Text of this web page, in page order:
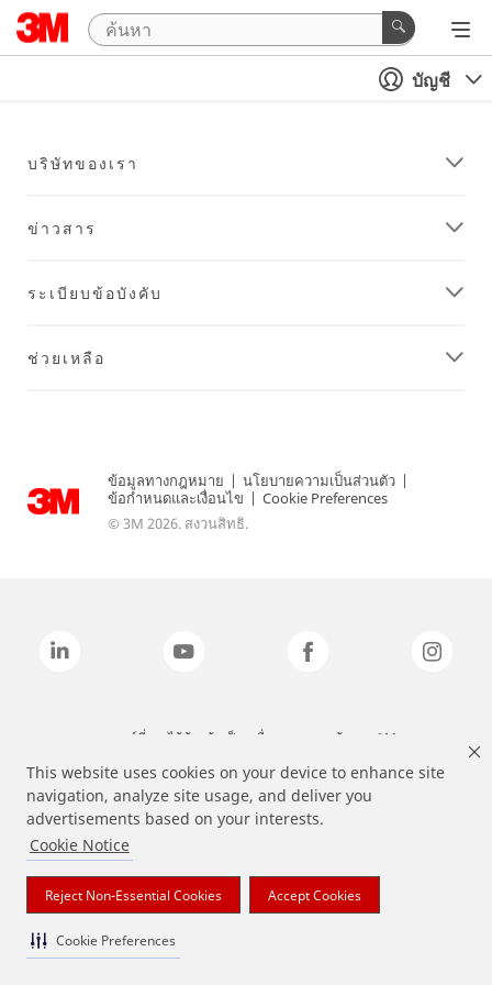
This website uses cookies on your device to enhance site
navigation, analyze site usage, and deliver you
advertisements based on your interests.
Cookie Notice
Reject Non-Essential Cookies Accept Cookies
Cookie Preferences
บัญชี
บริษัทของเรา
ข่าวสาร
ระเบียบข้อบังคับ
ช่วยเหลือ
ข้อมูลทางกฎหมาย | นโยบายความเป็นส่วนตัว |
ข้อกำหนดและเงื่อนไข | Cookie Preferences
© 3M 2026. สงวนสิทธิ.
แบรนด์ที่ระบุไว้ข้างต้นเป็นเครื่องหมายการค้าของ 3M